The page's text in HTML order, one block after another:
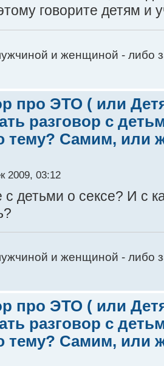
говорите детям и
и женщиной - либо
про ЭТО ( или
разговор с
тему? Самим, или
2009, 03:12
детьми о сексе? И с
и женщиной - либо
про ЭТО ( или
разговор с
тему? Самим, или